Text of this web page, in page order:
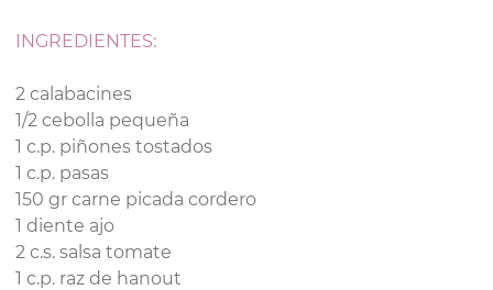
INGREDIENTES:
2 calabacines
1/2 cebolla pequeña
1 c.p. piñones tostados
1 c.p. pasas
150 gr carne picada cordero
1 diente ajo
2 c.s. salsa tomate
1 c.p. raz de hanout